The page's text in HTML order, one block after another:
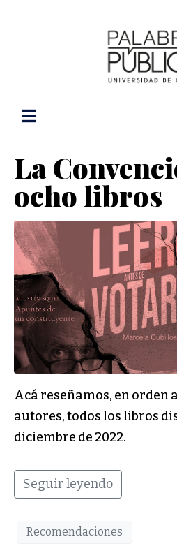
La
ocho libros
Acá reseñamos, en orden
autores, todos los libros
diciembre de 2022.
Seguir leyendo
Recomendaciones